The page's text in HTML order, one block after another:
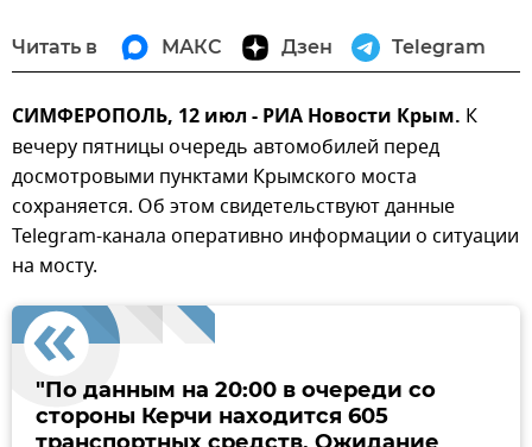
Читать в МАКС Дзен Telegram
СИМФЕРОПОЛЬ, 12 июл - РИА Новости Крым. К
вечеру пятницы очередь автомобилей перед
досмотровыми пунктами Крымского моста
сохраняется. Об этом свидетельствуют данные
Telegram-канала оперативно информации о ситуации
на мосту.
"По данным на 20:00 в очереди со
стороны Керчи находится 605